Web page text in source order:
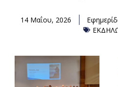
14 Μαΐου, 2026